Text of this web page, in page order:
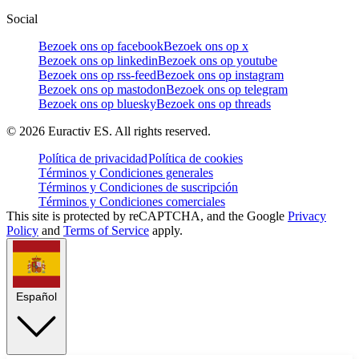
Social
Bezoek ons op facebookBezoek ons op x
Bezoek ons op linkedinBezoek ons op youtube
Bezoek ons op rss-feedBezoek ons op instagram
Bezoek ons op mastodonBezoek ons op telegram
Bezoek ons op blueskyBezoek ons op threads
© 2026 Euractiv ES. All rights reserved.
Política de privacidadPolítica de cookies
Términos y Condiciones generales
Términos y Condiciones de suscripción
Términos y Condiciones comerciales
This site is protected by reCAPTCHA, and the Google Privacy
Policy and Terms of Service apply.
Español